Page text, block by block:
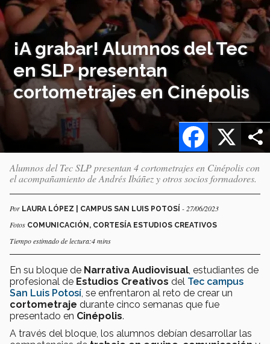
¡A grabar! Alumnos del Tec
en SLP presentan
cortometrajes en Cinépolis
X
Facebook
Alumnos del Tec SLP presentan 4 cortometrajes en Cinépolis con
el acompañamiento de Andrés Ibáñez y otros socios formadores.
Por LAURA LÓPEZ | CAMPUS SAN LUIS POTOSÍ - 27/06/2023
Fotos COMUNICACIÓN, CORTESÍA ESTUDIOS CREATIVOS
Tiempo estimado de lectura:4 mins
En su bloque de Narrativa Audiovisual , estudiantes de
profesional de Estudios Creativos del Tec campus
San Luis Potosí , se enfrentaron al reto de crear un
cortometraje durante cinco semanas que fue
presentado en Cinépolis.
A través del bloque, los alumnos debían desarrollar las